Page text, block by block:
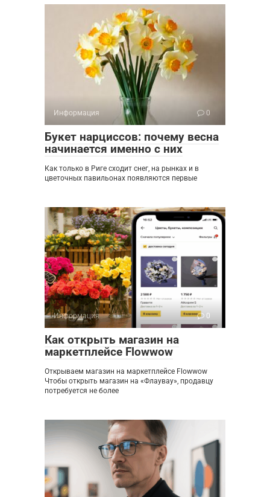
Информация 0
Букет нарциссов: почему весна
начинается именно с них
Как только в Риге сходит снег, на рынках и в
цветочных павильонах появляются первые
Информация 0
Как открыть магазин на
маркетплейсе Flowwow
Открываем магазин на маркетплейсе Flowwow
Чтобы открыть магазин на «Флаувау», продавцу
потребуется не более